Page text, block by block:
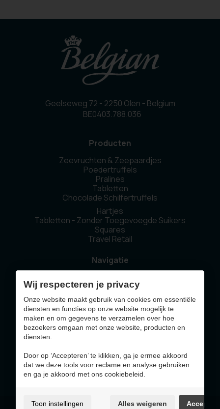
Geelseweg 72 - 2250 Olen - Belgium
BE0403.788.036
Producten
Zeevruchten & Zeepaardjes
Poedertruffels
Pralines
Tabletten
Chocolade Schilfertruffels
Hartjes
Tabletten - Zonder Toegevoegde Suikers
Squares
Travel Retail
Navigatie
Ons verhaal
Duurzaamheid
Nieuws
Contact
Gebruiksvoorwaarden & privacybeleid
Wij respecteren je privacy
Onze website maakt gebruik van cookies om essentiële
diensten en functies op onze website mogelijk te
maken en om gegevens te verzamelen over hoe
bezoekers omgaan met onze website, producten en
diensten.
Door op ‘Accepteren’ te klikken, ga je ermee akkoord
dat we deze tools voor reclame en analyse gebruiken
en ga je akkoord met ons cookiebeleid.
Toon instellingen Alles weigeren